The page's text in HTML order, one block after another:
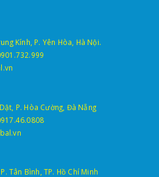
Kính, P. Yên Hòa, Hà Nội.
P. Hòa Cường, Đà Nẵng
Tân Bình, TP. Hồ Chí Minh